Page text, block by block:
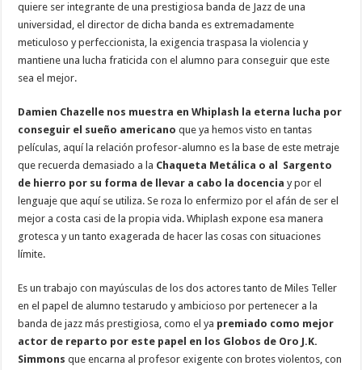
quiere ser integrante de una prestigiosa banda de Jazz de una
universidad, el director de dicha banda es extremadamente
meticuloso y perfeccionista, la exigencia traspasa la violencia y
mantiene una lucha fraticida con el alumno para conseguir que este
sea el mejor.
Damien Chazelle nos muestra en Whiplash la eterna lucha por
conseguir el sueño americano que ya hemos visto en tantas
películas, aquí la relación profesor-alumno es la base de este metraje
que recuerda demasiado a la Chaqueta Metálica o al Sargento
de hierro por su forma de llevar a cabo la docencia y por el
lenguaje que aquí se utiliza. Se roza lo enfermizo por el afán de ser el
mejor a costa casi de la propia vida. Whiplash expone esa manera
grotesca y un tanto exagerada de hacer las cosas con situaciones
límite.
Es un trabajo con mayúsculas de los dos actores tanto de Miles Teller
en el papel de alumno testarudo y ambicioso por pertenecer a la
banda de jazz más prestigiosa, como el ya premiado como mejor
actor de reparto por este papel en los Globos de Oro J.K.
Simmons que encarna al profesor exigente con brotes violentos, con